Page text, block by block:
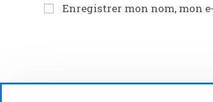
Enregistrer mon nom, mon